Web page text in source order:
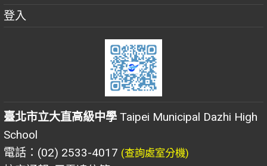
登入
臺北市立大直高級中學 Taipei Municipal Dazhi High
School
電話：(02) 2533-4017 (查詢處室分機)